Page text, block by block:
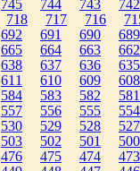
745 744 743
742
718 717 716
692 691 690
689
665 664 663
662
638 637 636
635
611 610 609
608
584 583 582
581
557 556 555
554
530 529 528
527
503 502 501
500
476 475 474
473